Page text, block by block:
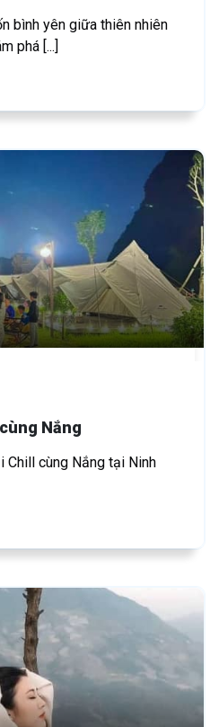
bình yên giữa thiên nhiên
phá [...]
Nắng
Chill cùng Nắng tại Ninh